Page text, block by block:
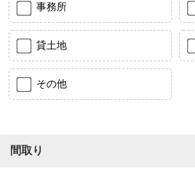
事務所
貸土地
その他
間取り